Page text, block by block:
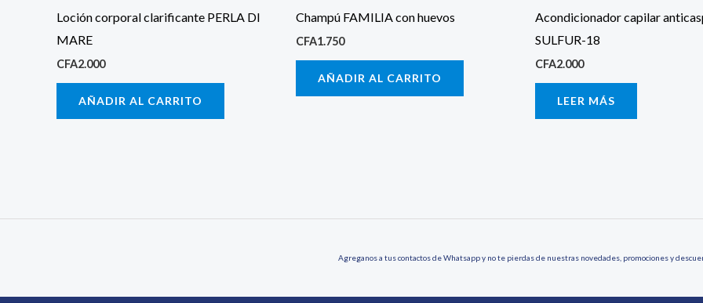
Loción corporal clarificante PERLA DI
MARE
CFA2.000
AÑADIR AL CARRITO
Champú FAMILIA con huevos
CFA1.750
AÑADIR AL CARRITO
Acondicionador capilar
SULFUR-18
CFA2.000
LEER MÁS
Agreganos a tus contactos de Whatsapp y no te pierdas de nuestras novedades, promociones y